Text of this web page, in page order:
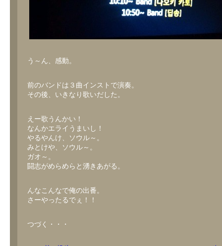
う～ん、感動。
前のバンドは３曲インストで演奏。
その後、いきなり歌いだした。
えー歌うんかい！
なんかエライうまいし！
やるやんけ、ソウル～。
みとけや、ソウル～。
ガオ～。
闘志がめらめらと湧きあがる。
んなこんなで俺の出番。
さーやったるでぇ！！
つづく・・・